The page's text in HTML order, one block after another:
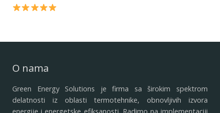
O nama
Green Energy Solutions je firma sa širokim spektrom
delatnosti iz oblasti termotehnike, obnovljivih izvora